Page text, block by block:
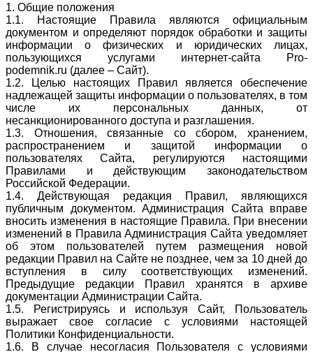
1. Общие положения
1.1. Настоящие Правила являются официальным
документом и определяют порядок обработки и защиты
информации о физических и юридических лицах,
пользующихся услугами интернет-сайта Pro-
podemnik.ru (далее – Сайт).
1.2. Целью настоящих Правил является обеспечение
надлежащей защиты информации о пользователях, в том
числе их персональных данных, от
несанкционированного доступа и разглашения.
1.3. Отношения, связанные со сбором, хранением,
распространением и защитой информации о
пользователях Сайта, регулируются настоящими
Правилами и действующим законодательством
Российской Федерации.
1.4. Действующая редакция Правил, являющихся
публичным документом. Администрация Сайта вправе
вносить изменения в настоящие Правила. При внесении
изменений в Правила Администрация Сайта уведомляет
об этом пользователей путем размещения новой
редакции Правил на Сайте не позднее, чем за 10 дней до
вступления в силу соответствующих изменений.
Предыдущие редакции Правил хранятся в архиве
документации Администрации Сайта.
1.5. Регистрируясь и используя Сайт, Пользователь
выражает свое согласие с условиями настоящей
Политики Конфиденциальности.
1.6. В случае несогласия Пользователя с условиями